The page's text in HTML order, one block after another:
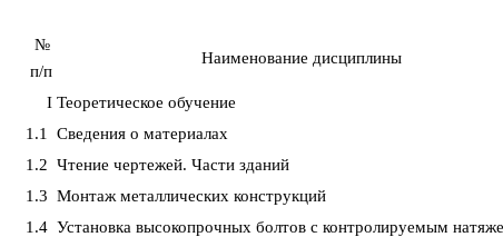
№
п/п
Наименование дисциплины
I Теоретическое обучение
1.1
Сведения о материалах
1.2 Чтение чертежей. Части зданий
1.3 Монтаж металлических конструкций
1.4 Установка высокопрочных болтов с контролируемым